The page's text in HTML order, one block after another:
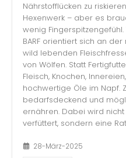
Nährstofflücken zu
Hexenwerk – aber es
wenig Fingerspitzengefühl.
BARF orientiert sich an
wild lebenden
von Wölfen. Statt
Fleisch, Knochen,
hochwertige Öle im Napf.
bedarfsdeckend und
ernähren. Dabei wird
verfüttert, sondern eine
28-März-2025